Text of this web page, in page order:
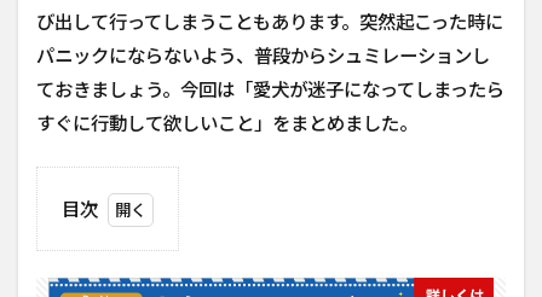
び出して行ってしまうこともあります。突然起こった時に
パニックにならないよう、普段からシュミレーションし
ておきましょう。今回は「愛犬が迷子になってしまったら
すぐに行動して欲しいこと」をまとめました。
目次
所」・